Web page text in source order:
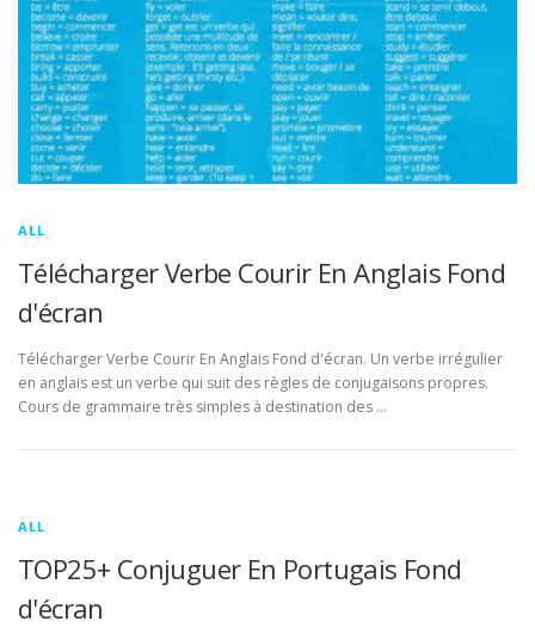
ALL
Télécharger Verbe Courir En Anglais Fond
d'écran
Télécharger Verbe Courir En Anglais Fond d'écran. Un verbe irrégulier
en anglais est un verbe qui suit des règles de conjugaisons propres.
Cours de grammaire très simples à destination des …
ALL
TOP25+ Conjuguer En Portugais Fond
d'écran